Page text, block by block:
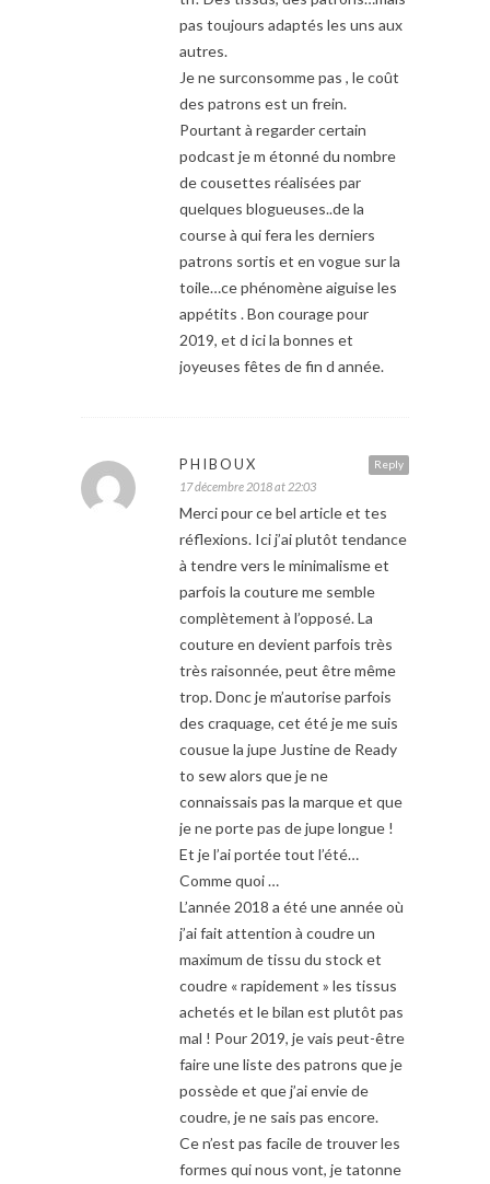
pas toujours adaptés les uns aux
autres.
Je ne surconsomme pas , le coût
des patrons est un frein.
Pourtant à regarder certain
podcast je m étonné du nombre
de cousettes réalisées par
quelques blogueuses..de la
course à qui fera les derniers
patrons sortis et en vogue sur la
toile…ce phénomène aiguise les
appétits . Bon courage pour
2019, et d ici la bonnes et
joyeuses fêtes de fin d année.
Reply
PHIBOUX
17 décembre 2018 at 22:03
Merci pour ce bel article et tes
réflexions. Ici j’ai plutôt tendance
à tendre vers le minimalisme et
parfois la couture me semble
complètement à l’opposé. La
couture en devient parfois très
très raisonnée, peut être même
trop. Donc je m’autorise parfois
des craquage, cet été je me suis
cousue la jupe Justine de Ready
to sew alors que je ne
connaissais pas la marque et que
je ne porte pas de jupe longue !
Et je l’ai portée tout l’été…
Comme quoi …
L’année 2018 a été une année où
j’ai fait attention à coudre un
maximum de tissu du stock et
coudre « rapidement » les tissus
achetés et le bilan est plutôt pas
mal ! Pour 2019, je vais peut-être
faire une liste des patrons que je
possède et que j’ai envie de
coudre, je ne sais pas encore.
Ce n’est pas facile de trouver les
formes qui nous vont, je tatonne